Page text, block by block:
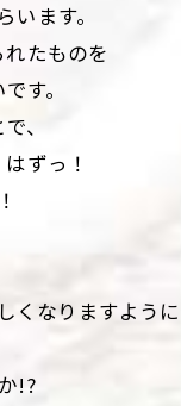
ます。
たものを
す。
、
ずっ！
くなりますよう
!?